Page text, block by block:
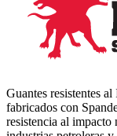
Guantes resistentes
fabricados con
resistencia al